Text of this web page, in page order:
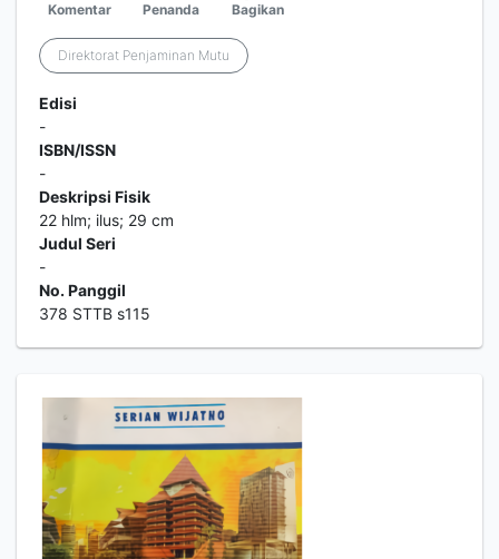
Komentar Penanda Bagikan
Direktorat Penjaminan Mutu
Edisi
-
ISBN/ISSN
-
Deskripsi Fisik
22 hlm; ilus; 29 cm
Judul Seri
-
No. Panggil
378 STTB s115